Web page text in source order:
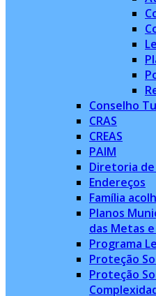
Conselho
CRAS
CREAS
PAIM
Diretoria de
Endereços
Família
Planos
das Metas
Programa
Proteção
Proteção